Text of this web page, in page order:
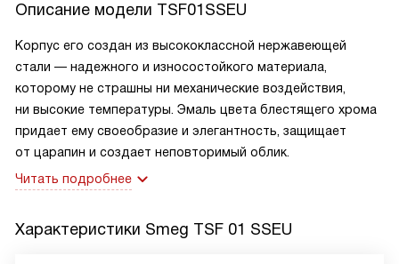
Описание модели TSF01SSEU
Корпус его создан из высококлассной нержавеющей
стали — надежного и износостойкого материала,
которому не страшны ни механические воздействия,
ни высокие температуры. Эмаль цвета блестящего хрома
придает ему своеобразие и элегантность, защищает
от царапин и создает неповторимый облик.
Читать подробнее
Характеристики Smeg TSF 01 SSEU